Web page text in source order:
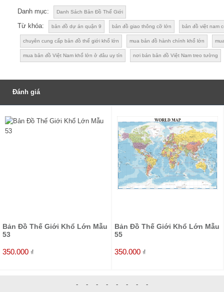
Danh mục: Danh Sách Bản Đồ Thế Giới
Từ khóa: bản đồ dự án quận 9 bản đồ giao thông cỡ lớn bản đồ việt nam
chuyên cung cấp bản đồ thế giới khổ lớn mua bản đồ hành chính khổ lớn
mua bản đồ Việt Nam khổ lớn ở đâu uy tín nơi bán bản đồ Việt Nam treo tường
Đánh giá
Đánh giá
Be the first to review “Bản Đồ Thế Giới Khổ Lớn ( Mẫu 08 )”
Email*
Bản Đồ Thế Giới Khổ Lớn Mẫu
53
350.000 ₫
Bản Đồ Thế Giới Khổ Lớn Mẫu
55
350.000 ₫
- - - - - - - -